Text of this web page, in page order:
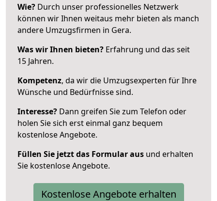
Wie? Durch unser professionelles Netzwerk
können wir Ihnen weitaus mehr bieten als manch
andere Umzugsfirmen in Gera.
Was wir Ihnen bieten? Erfahrung und das seit
15 Jahren.
Kompetenz, da wir die Umzugsexperten für Ihre
Wünsche und Bedürfnisse sind.
Interesse? Dann greifen Sie zum Telefon oder
holen Sie sich erst einmal ganz bequem
kostenlose Angebote.
Füllen Sie jetzt das Formular aus und erhalten
Sie kostenlose Angebote.
Kostenlose Angebote erhalten